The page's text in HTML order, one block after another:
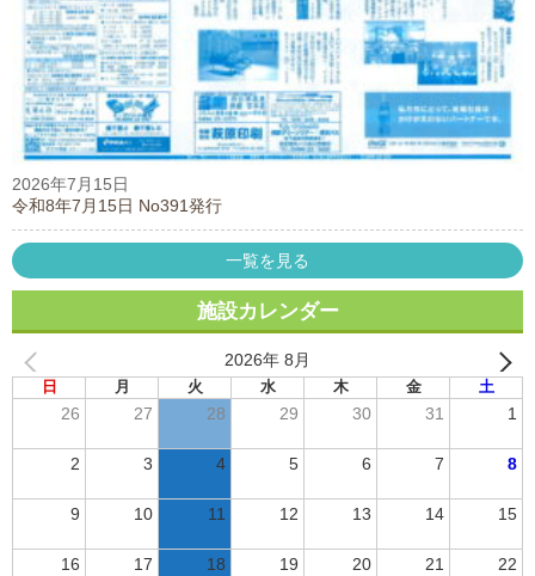
2026年7月15日
令和8年7月15日 No391発行
一覧を見る
施設カレンダー
2026年 8月
日 月 火 水 木 金 土
26 27 28 29 30 31 1
2 3 4 5 6 7 8
9 10 11 12 13 14 15
16 17 18 19 20 21 22